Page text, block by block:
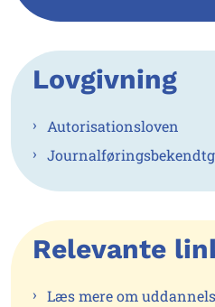
Lovgivning
Autorisationsloven
Relevante
Læs mere om